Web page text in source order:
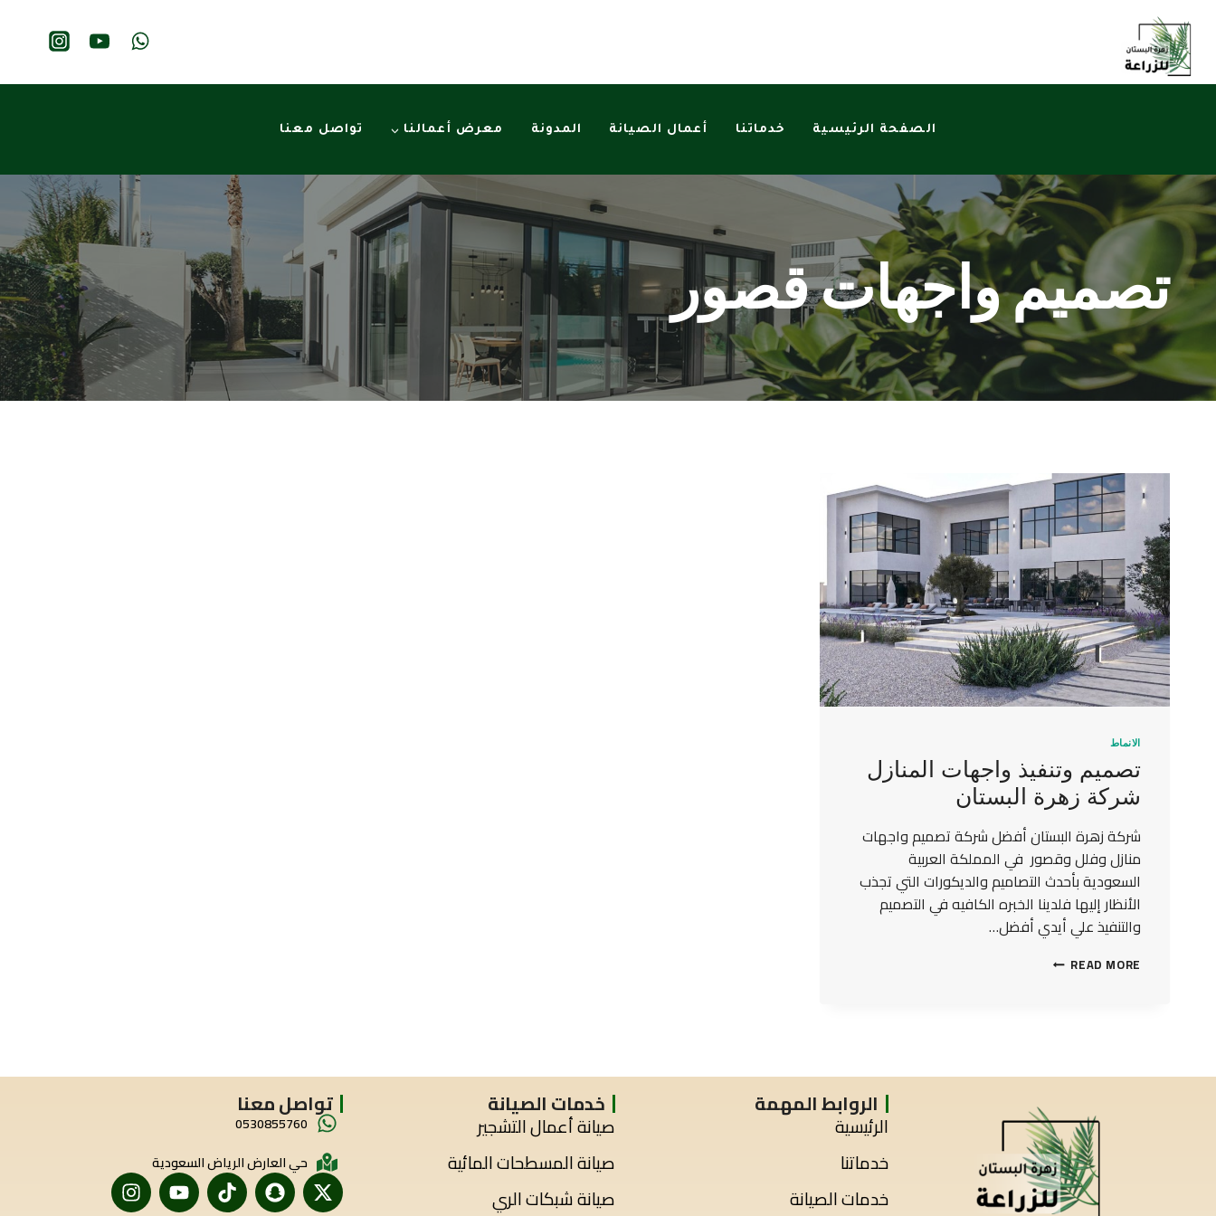
الصفحة الرئيسية خدماتنا أعمال الصيانة المدونة معرض أعمالنا تواصل معنا
تصميم واجهات قصور
الانماط
تصميم وتنفيذ واجهات المنازل
شركة زهرة البستان
شركة زهرة البستان أفضل شركة تصميم واجهات
منازل وفلل وقصور في المملكة العربية
السعودية بأحدث التصاميم والديكورات التي تجذب
الأنظار إليها فلدينا الخبره الكافيه في التصميم
والتنفيذ علي أيدي أفضل…
READ MORE
الروابط المهمة
الرئيسية
خدماتنا
خدمات الصيانة
خدمات الصيانة
صيانة أعمال التشجير
صيانة المسطحات المائية
صيانة شبكات الري
تواصل معنا
0530855760
حي العارض الرياض السعودية